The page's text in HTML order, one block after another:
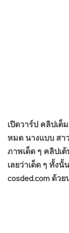
เปิดวาร์ป คลิปเต็
หมด นางแบบ สา
ภาพเด็ด ๆ คลิปเ
เลยว่าเด็ด ๆ ทั้ง
cosded.com ด้ว